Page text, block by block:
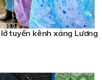
tuyến kênh xáng Lương